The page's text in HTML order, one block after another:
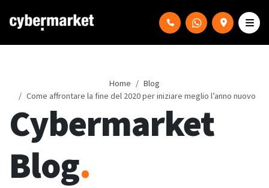
Home
Blog
Come affrontare la fine del 2020 per iniziare meglio l’anno nuovo
Cybermarket
Blog.